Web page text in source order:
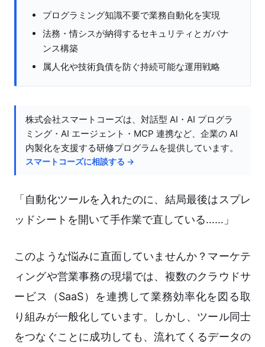
プログラミング知識不要で業務自動化を実現
法務・情シスが納得するセキュリティとガバナ
ンス構築
属人化や技術負債を防ぐ持続可能な運用戦略
株式会社スマートコーズは、対話型 AI・AI プログラ
ミング・AI エージェント・MCP 連携など、企業の AI
内製化を支援する研修プログラムを提供しています。
スマートコーズに相談する →
「自動化ツールを入れたのに、結局最後はスプレ
ッドシートを開いて手作業で直している……」
このような悩みに直面していませんか？マーケテ
ィングや営業事務の現場では、複数のクラウドサ
ービス（SaaS）を連携して業務効率化を図る取
り組みが一般化しています。しかし、ツール同士
をつなぐことに成功しても、流れてくるデータの